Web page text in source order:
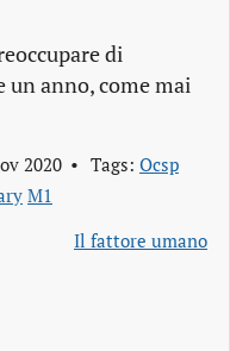
di
un anno, come mai
2020 Tags: Ocsp
M1
Il fattore umano